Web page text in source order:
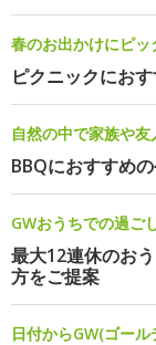
春のお出かけにピッ
ピクニックにお
自然の中で家族や友
BBQにおすすめ
GWおうちでの過ご
最大12連休のお
方をご提案
日付からGW(ゴー